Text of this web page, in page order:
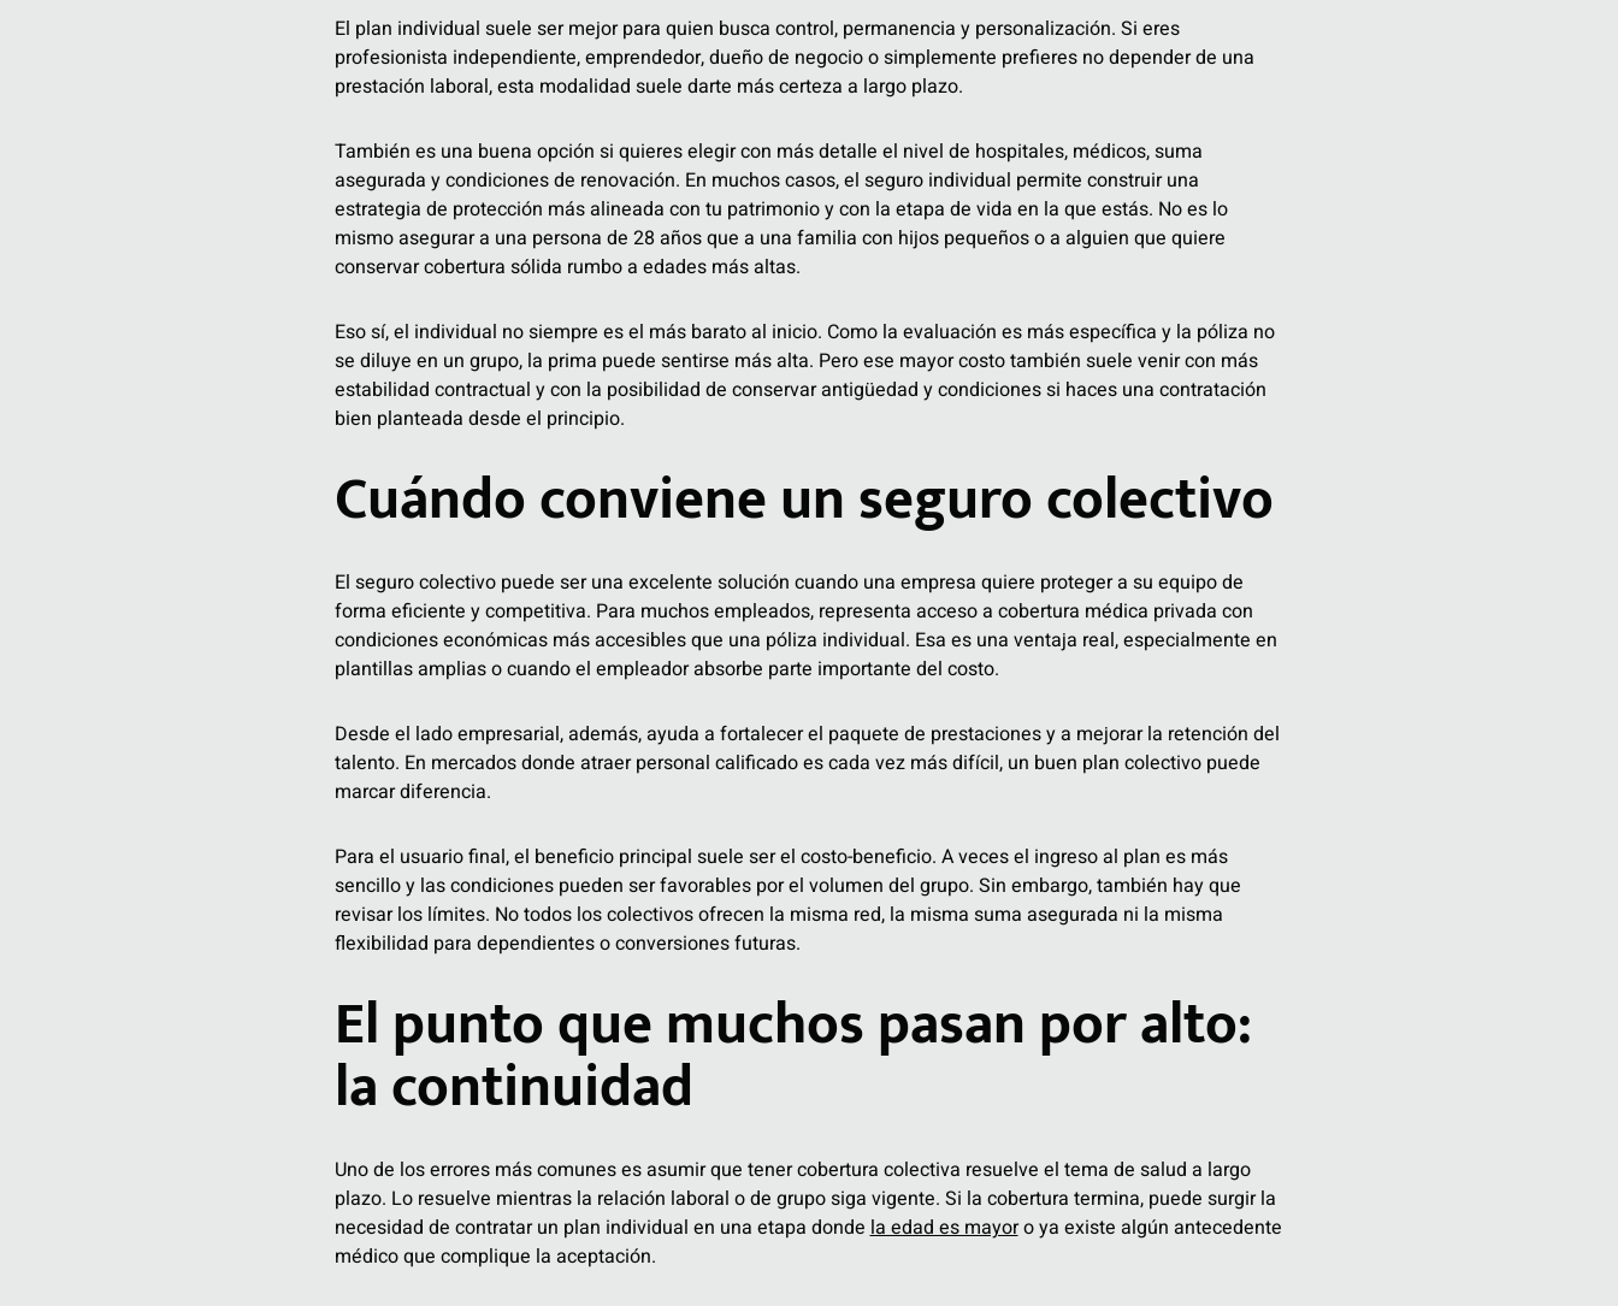
El plan individual suele ser mejor para quien busca control, permanencia y personalización. Si eres
profesionista independiente, emprendedor, dueño de negocio o simplemente prefieres no depender de una
prestación laboral, esta modalidad suele darte más certeza a largo plazo.
También es una buena opción si quieres elegir con más detalle el nivel de hospitales, médicos, suma
asegurada y condiciones de renovación. En muchos casos, el seguro individual permite construir una
estrategia de protección más alineada con tu patrimonio y con la etapa de vida en la que estás. No es lo
mismo asegurar a una persona de 28 años que a una familia con hijos pequeños o a alguien que quiere
conservar cobertura sólida rumbo a edades más altas.
Eso sí, el individual no siempre es el más barato al inicio. Como la evaluación es más específica y la póliza no
se diluye en un grupo, la prima puede sentirse más alta. Pero ese mayor costo también suele venir con más
estabilidad contractual y con la posibilidad de conservar antigüedad y condiciones si haces una contratación
bien planteada desde el principio.
Cuándo conviene un seguro colectivo
El seguro colectivo puede ser una excelente solución cuando una empresa quiere proteger a su equipo de
forma eficiente y competitiva. Para muchos empleados, representa acceso a cobertura médica privada con
condiciones económicas más accesibles que una póliza individual. Esa es una ventaja real, especialmente en
plantillas amplias o cuando el empleador absorbe parte importante del costo.
Desde el lado empresarial, además, ayuda a fortalecer el paquete de prestaciones y a mejorar la retención del
talento. En mercados donde atraer personal calificado es cada vez más difícil, un buen plan colectivo puede
marcar diferencia.
Para el usuario final, el beneficio principal suele ser el costo-beneficio. A veces el ingreso al plan es más
sencillo y las condiciones pueden ser favorables por el volumen del grupo. Sin embargo, también hay que
revisar los límites. No todos los colectivos ofrecen la misma red, la misma suma asegurada ni la misma
flexibilidad para dependientes o conversiones futuras.
El punto que muchos pasan por alto:
la continuidad
Uno de los errores más comunes es asumir que tener cobertura colectiva resuelve el tema de salud a largo
plazo. Lo resuelve mientras la relación laboral o de grupo siga vigente. Si la cobertura termina, puede surgir la
necesidad de contratar un plan individual en una etapa dondela edad es mayoro ya existe algún antecedente
médico que complique la aceptación.